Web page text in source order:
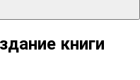
книги